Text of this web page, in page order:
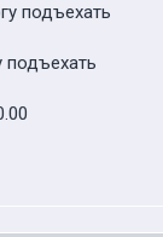
подъехать
подъехать